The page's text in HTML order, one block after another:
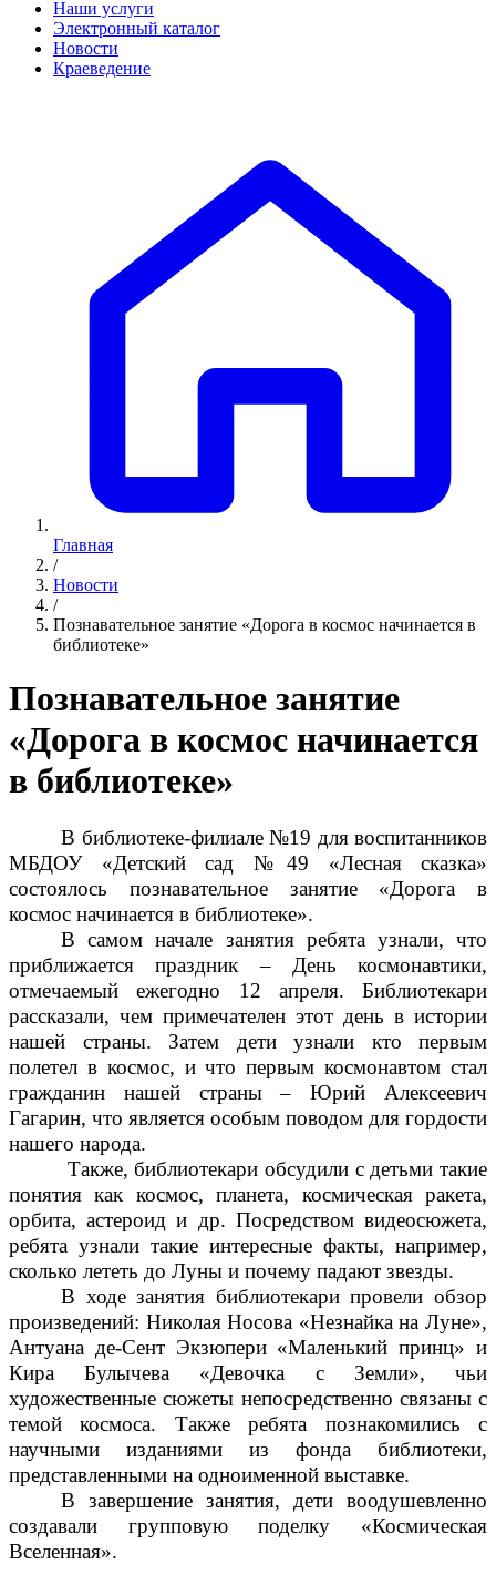
Наши услуги
Электронный каталог
Новости
Краеведение
Главная
/
Новости
/
Познавательное занятие «Дорога в космос начинается в
библиотеке»
Познавательное занятие
«Дорога в космос начинается
в библиотеке»
В библиотеке-филиале №19 для воспитанников
МБДОУ «Детский сад №49 «Лесная сказка»
состоялось познавательное занятие «Дорога в
космос начинается в библиотеке».
В самом начале занятия ребята узнали, что
приближается праздник – День космонавтики,
отмечаемый ежегодно 12 апреля. Библиотекари
рассказали, чем примечателен этот день в истории
нашей страны. Затем дети узнали кто первым
полетел в космос, и что первым космонавтом стал
гражданин нашей страны – Юрий Алексеевич
Гагарин, что является особым поводом для гордости
нашего народа.
Также, библиотекари обсудили с детьми такие
понятия как космос, планета, космическая ракета,
орбита, астероид и др. Посредством видеосюжета,
ребята узнали такие интересные факты, например,
сколько лететь до Луны и почему падают звезды.
В ходе занятия библиотекари провели обзор
произведений: Николая Носова «Незнайка на Луне»,
Антуана де-Сент Экзюпери «Маленький принц» и
Кира Булычева «Девочка с Земли», чьи
художественные сюжеты непосредственно связаны с
темой космоса. Также ребята познакомились с
научными изданиями из фонда библиотеки,
представленными на одноименной выставке.
В завершение занятия, дети воодушевленно
создавали групповую поделку «Космическая
Вселенная».